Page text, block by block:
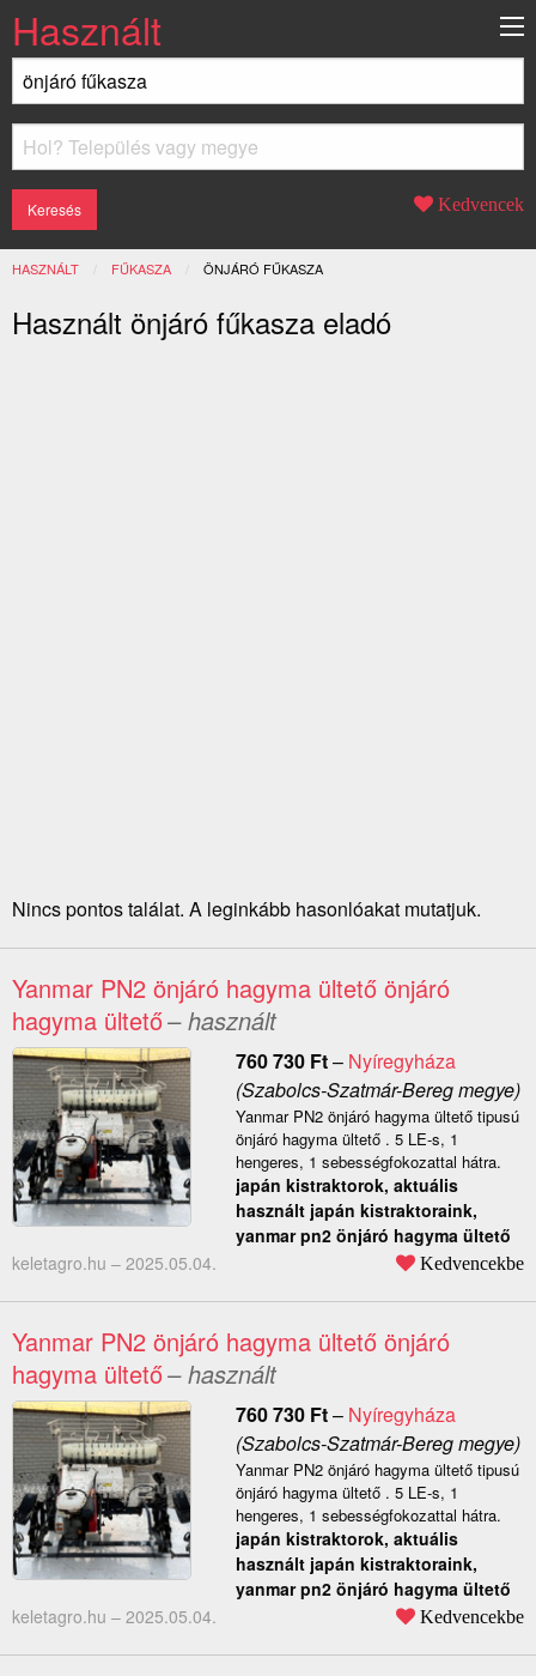
Használt
Kedvencek
HASZNÁLT FŰKASZA JELENLEGI:
ÖNJÁRÓ FŰKASZA
Használt önjáró fűkasza eladó
Nincs pontos találat. A leginkább hasonlóakat mutatjuk.
Yanmar PN2 önjáró hagyma ültető önjáró
hagyma ültető– használt
760 730 Ft– Nyíregyháza
(Szabolcs-Szatmár-Bereg megye)
Yanmar PN2 önjáró hagyma ültető tipusú
önjáró hagyma ültető . 5 LE-s, 1
hengeres, 1 sebességfokozattal hátra.
japán kistraktorok, aktuális
használt japán kistraktoraink,
yanmar pn2 önjáró hagyma ültető
keletagro.hu – 2025.05.04. Kedvencekbe
Yanmar PN2 önjáró hagyma ültető önjáró
hagyma ültető– használt
760 730 Ft– Nyíregyháza
(Szabolcs-Szatmár-Bereg megye)
Yanmar PN2 önjáró hagyma ültető tipusú
önjáró hagyma ültető . 5 LE-s, 1
hengeres, 1 sebességfokozattal hátra.
japán kistraktorok, aktuális
használt japán kistraktoraink,
yanmar pn2 önjáró hagyma ültető
keletagro.hu – 2025.05.04. Kedvencekbe